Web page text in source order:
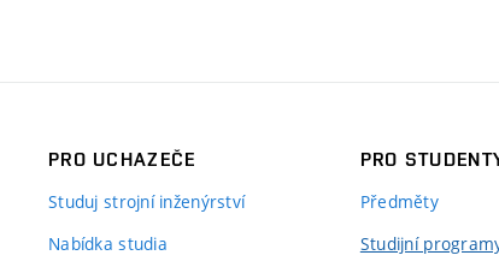
PRO UCHAZEČE
Studuj strojní inženýrství
Nabídka studia
PRO
Předměty
Studijní